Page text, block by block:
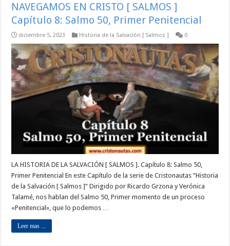
NAVEGAMOS EN CRISTO [ SALMOS ]
Capítulo 8: Salmo 50, Primer Penitencial
diciembre 5, 2023 Historia de la Salvación [ Salmos ] 0
LA HISTORIA DE LA SALVACIÓN [ SALMOS ]. Capítulo 8: Salmo 50,
Primer Penitencial En este Capítulo de la serie de Cristonautas “Historia
de la Salvación [ Salmos ]” Dirigido por Ricardo Grzona y Verónica
Talamé, nos hablan del Salmo 50, Primer momento de un proceso
«Penitencial», que lo podemos …
Leer mas ...